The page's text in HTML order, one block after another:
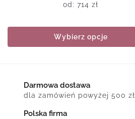
od: 714 zł
Wybierz opcje
Darmowa dostawa
dla zamówień powyżej 500 zł
Polska firma